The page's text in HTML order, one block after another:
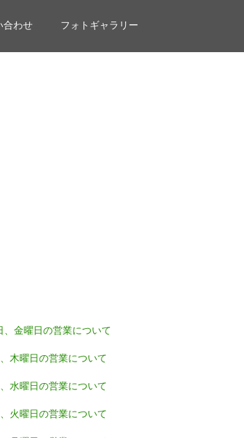
合わせ フォトギャラリー
、金曜日の営業について
木曜日の営業について
水曜日の営業について
火曜日の営業について